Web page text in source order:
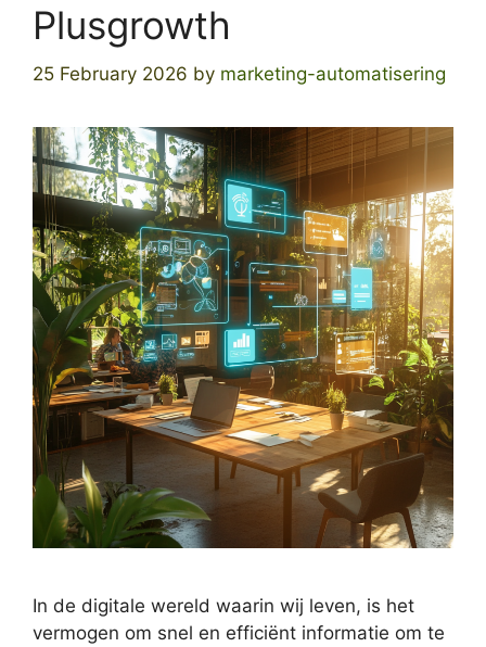
Plusgrowth
25 February 2026 by marketing-automatisering
In de digitale wereld waarin wij leven, is het
vermogen om snel en efficiënt informatie om te